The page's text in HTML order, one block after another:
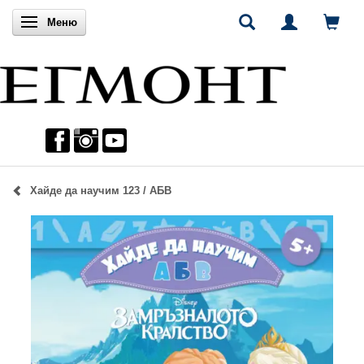
Включи навигацията
Меню
Хайде да научим 123 / АБВ